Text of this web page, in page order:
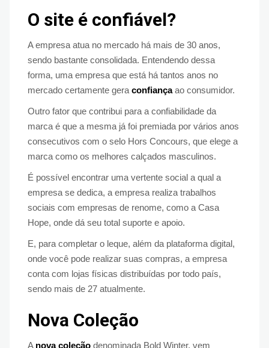
O site é confiável?
A empresa atua no mercado há mais de 30 anos,
sendo bastante consolidada. Entendendo dessa
forma, uma empresa que está há tantos anos no
mercado certamente gera confiançaao consumidor.
Outro fator que contribui para a confiabilidade da
marca é que a mesma já foi premiada por vários anos
consecutivos com o selo Hors Concours, que elege a
marca como os melhores calçados masculinos.
É possível encontrar uma vertente social a qual a
empresa se dedica, a empresa realiza trabalhos
sociais com empresas de renome, como a Casa
Hope, onde dá seu total suporte e apoio.
E, para completar o leque, além da plataforma digital,
onde você pode realizar suas compras, a empresa
conta com lojas físicas distribuídas por todo país,
sendo mais de 27 atualmente.
Nova Coleção
A nova coleção denominada Bold Winter, vem